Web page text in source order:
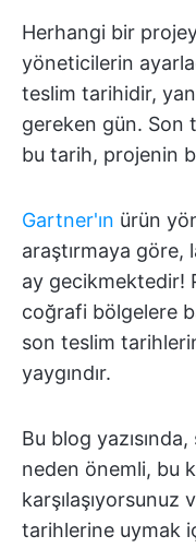
Herhangi bir
yöneticilerin
teslim tarihidir,
gereken gün. Son
bu tarih, projenin
Gartner'ın ürün
araştırmaya göre,
ay gecikmektedir!
coğrafi bölgelere
son teslim
yaygındır.
Bu blog
neden önemli, bu
tarihlerine uymak